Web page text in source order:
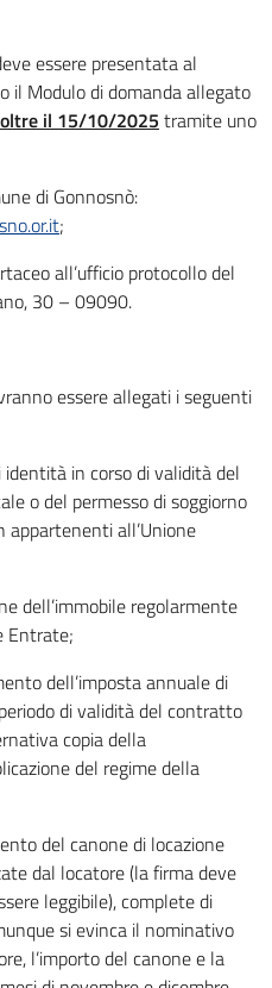
essere presentata al
il Modulo di domanda allegato
il 15/10/2025 tramite uno
di Gonnosnò:
;
all’ufficio protocollo del
30 – 09090.
essere allegati i seguenti
in corso di validità del
o del permesso di soggiorno
all’Unione
dell’immobile regolarmente
Entrate;
dell’imposta annuale di
di validità del contratto
copia della
del regime della
del canone di locazione
dal locatore (la firma deve
leggibile), complete di
si evinca il nominativo
l’importo del canone e la